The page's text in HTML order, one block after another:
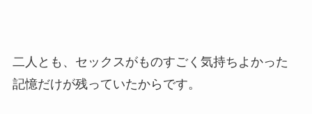
二人とも、セックスがものすごく気持ちよかった
記憶だけが残っていたからです。